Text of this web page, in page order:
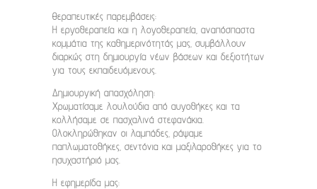
Θεραπευτικές παρεμβάσεις:
Η εργοθεραπεία και η λογοθεραπεία, αναπόσπαστα
κομμάτια της καθημερινότητάς μας, συμβάλλουν
διαρκώς στη δημιουργία νέων βάσεων και δεξιοτήτων
για τους εκπαιδευόμενους.
Δημιουργική απασχόληση:
Χρωματίσαμε λουλούδια από αυγοθήκες και τα
κολλήσαμε σε πασχαλινά στεφανάκια.
Ολοκληρώθηκαν οι λαμπάδες, ράψαμε
παπλωματοθήκες, σεντόνια και μαξιλαροθήκες για το
ησυχαστήριό μας.
Η εφημερίδα μας: